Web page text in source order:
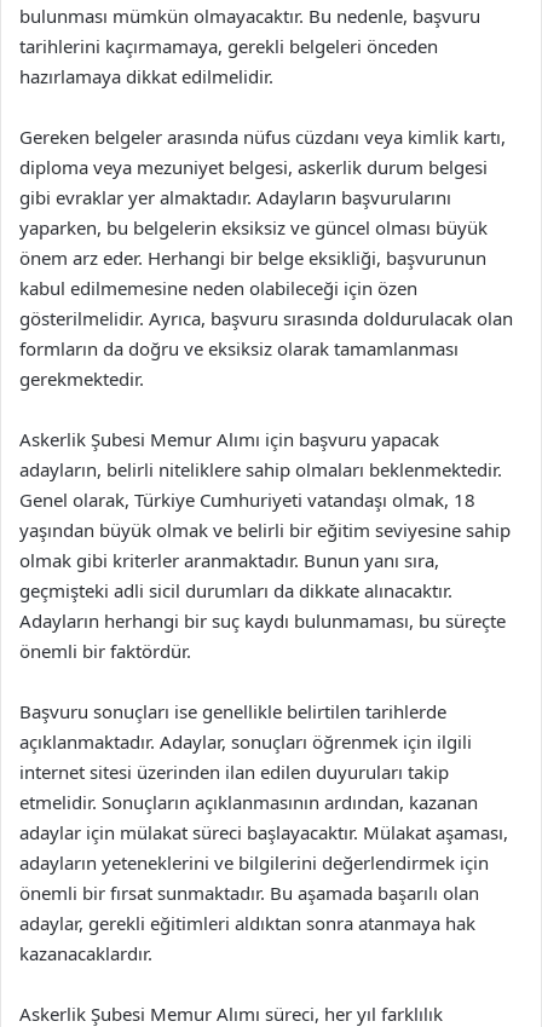
bulunması mümkün olmayacaktır. Bu nedenle, başvuru
tarihlerini kaçırmamaya, gerekli belgeleri önceden
hazırlamaya dikkat edilmelidir.
Gereken belgeler arasında nüfus cüzdanı veya kimlik kartı,
diploma veya mezuniyet belgesi, askerlik durum belgesi
gibi evraklar yer almaktadır. Adayların başvurularını
yaparken, bu belgelerin eksiksiz ve güncel olması büyük
önem arz eder. Herhangi bir belge eksikliği, başvurunun
kabul edilmemesine neden olabileceği için özen
gösterilmelidir. Ayrıca, başvuru sırasında doldurulacak olan
formların da doğru ve eksiksiz olarak tamamlanması
gerekmektedir.
Askerlik Şubesi Memur Alımı için başvuru yapacak
adayların, belirli niteliklere sahip olmaları beklenmektedir.
Genel olarak, Türkiye Cumhuriyeti vatandaşı olmak, 18
yaşından büyük olmak ve belirli bir eğitim seviyesine sahip
olmak gibi kriterler aranmaktadır. Bunun yanı sıra,
geçmişteki adli sicil durumları da dikkate alınacaktır.
Adayların herhangi bir suç kaydı bulunmaması, bu süreçte
önemli bir faktördür.
Başvuru sonuçları ise genellikle belirtilen tarihlerde
açıklanmaktadır. Adaylar, sonuçları öğrenmek için ilgili
internet sitesi üzerinden ilan edilen duyuruları takip
etmelidir. Sonuçların açıklanmasının ardından, kazanan
adaylar için mülakat süreci başlayacaktır. Mülakat aşaması,
adayların yeteneklerini ve bilgilerini değerlendirmek için
önemli bir fırsat sunmaktadır. Bu aşamada başarılı olan
adaylar, gerekli eğitimleri aldıktan sonra atanmaya hak
kazanacaklardır.
Askerlik Şubesi Memur Alımı süreci, her yıl farklılık